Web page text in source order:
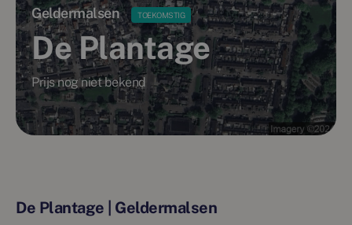
Geldermalsen TOEKOMSTIG
De Plantage
Prijs nog niet bekend
De Plantage | Geldermalsen